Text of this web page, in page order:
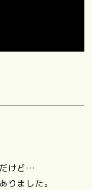
けど…
りました。